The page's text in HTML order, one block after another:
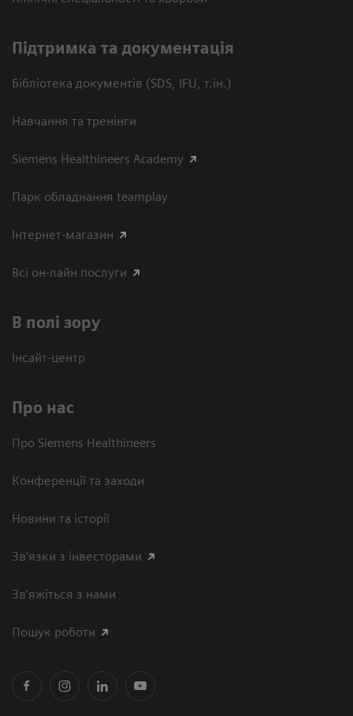
Підтримка та документація
Бібліотека документів (SDS, IFU, т.ін.)
Навчання та тренінги
Siemens Healthineers Academy
Парк обладнання teamplay
Інтернет-магазин
Всі он-лайн послуги
В полі зору
Інсайт-центр
Про нас
Про Siemens Healthineers
Конференції та заходи
Новини та історії
Зв'язки з інвесторами
Зв’яжіться з нами
Пошук роботи